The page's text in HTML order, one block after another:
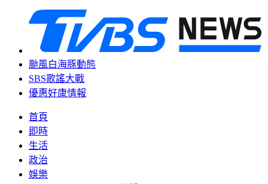
颱風白海豚動態
SBS歌謠大戰
優惠好康情報
首頁
即時
生活
政治
娛樂